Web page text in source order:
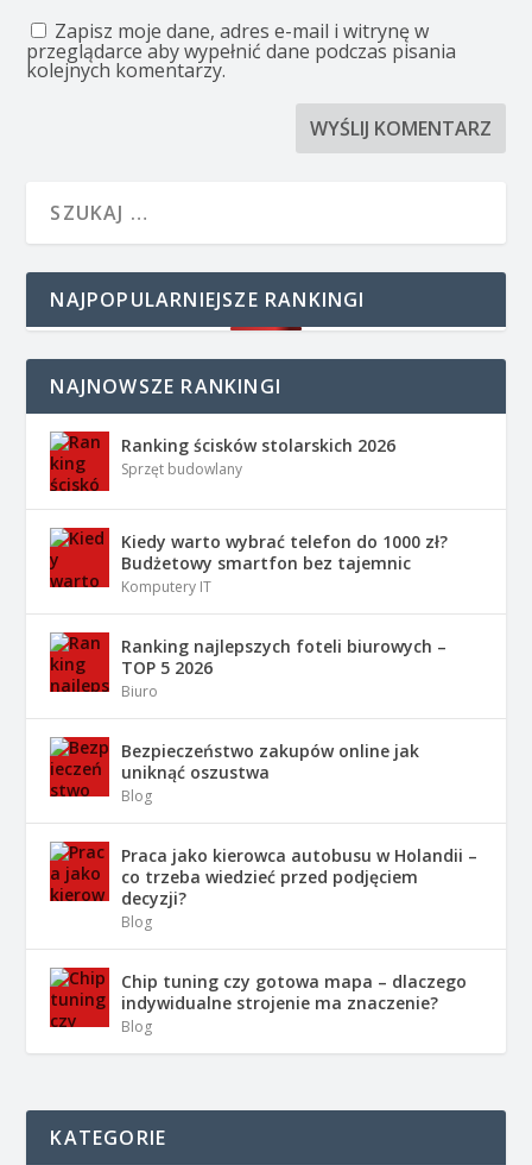
Zapisz moje dane, adres e-mail i witrynę w
przeglądarce aby wypełnić dane podczas pisania
kolejnych komentarzy.
NAJPOPULARNIEJSZE RANKINGI
NAJNOWSZE RANKINGI
Ranking ścisków stolarskich 2026
Sprzęt budowlany
Kiedy warto wybrać telefon do 1000 zł?
Budżetowy smartfon bez tajemnic
Komputery IT
Ranking najlepszych foteli biurowych –
TOP 5 2026
Biuro
Bezpieczeństwo zakupów online jak
uniknąć oszustwa
Blog
Praca jako kierowca autobusu w Holandii –
co trzeba wiedzieć przed podjęciem
decyzji?
Blog
Chip tuning czy gotowa mapa – dlaczego
indywidualne strojenie ma znaczenie?
Blog
KATEGORIE